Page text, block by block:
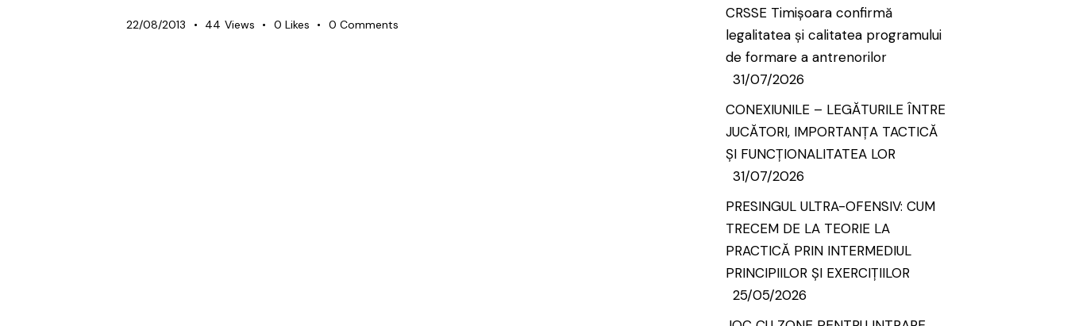
22/08/2013 44 Views 0 Likes 0 Comments
CRSSE Timișoara confirmă
legalitatea și calitatea programului
de formare a antrenorilor
31/07/2026
CONEXIUNILE – LEGĂTURILE ÎNTRE
JUCĂTORI, IMPORTANȚA TACTICĂ
ȘI FUNCȚIONALITATEA LOR
31/07/2026
PRESINGUL ULTRA-OFENSIV: CUM
TRECEM DE LA TEORIE LA
PRACTICĂ PRIN INTERMEDIUL
PRINCIPIILOR ȘI EXERCIȚIILOR
25/05/2026